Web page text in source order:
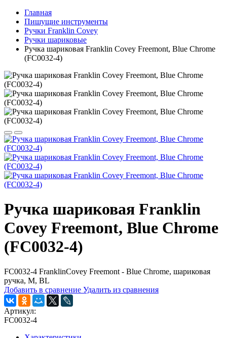
Главная
Пишущие инструменты
Ручки Franklin Covey
Ручки шариковые
Ручка шариковая Franklin Covey Freemont, Blue Chrome
(FC0032-4)
Ручка шариковая Franklin
Covey Freemont, Blue Chrome
(FC0032-4)
FC0032-4 FranklinCovey Freemont - Blue Chrome, шариковая
ручка, M, BL
Добавить в сравнение Удалить из сравнения
Артикул:
FC0032-4